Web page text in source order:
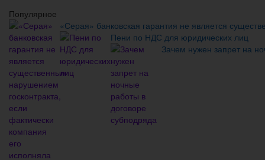
Популярное
«Серая» банковская гарантия не является
Пени по НДС для юридических лиц
Зачем нужен запрет на